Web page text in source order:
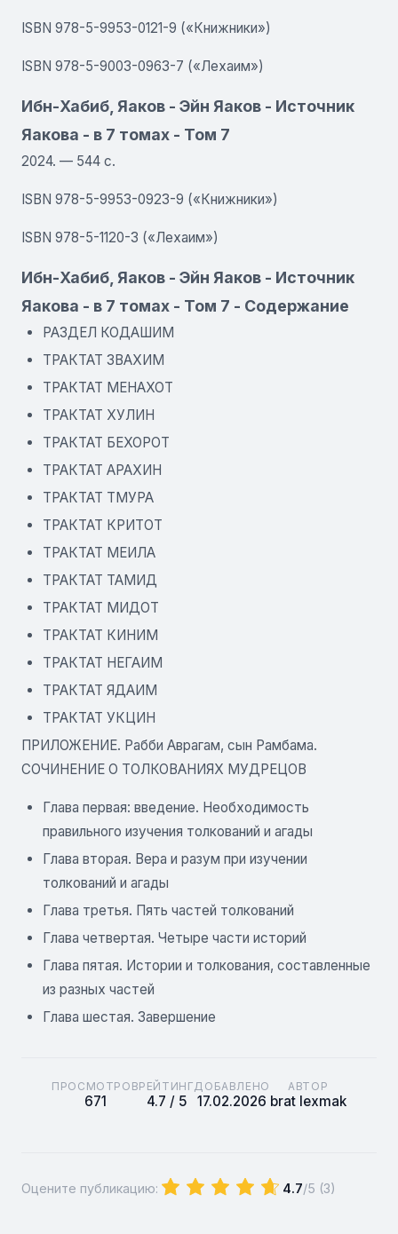
ISBN 978-5-9953-0121-9 («Книжники»)
ISBN 978-5-9003-0963-7 («Лехаим»)
Ибн-Хабиб, Яаков - Эйн Яаков - Источник
Яакова - в 7 томах - Том 7
2024. — 544 с.
ISBN 978-5-9953-0923-9 («Книжники»)
ISBN 978-5-1120-3 («Лехаим»)
Ибн-Хабиб, Яаков - Эйн Яаков - Источник
Яакова - в 7 томах - Том 7 - Содержание
РАЗДЕЛ КОДАШИМ
ТРАКТАТ ЗВАХИМ
ТРАКТАТ МЕНАХОТ
ТРАКТАТ ХУЛИН
ТРАКТАТ БЕХОРОТ
ТРАКТАТ АРАХИН
ТРАКТАТ ТМУРА
ТРАКТАТ КРИТОТ
ТРАКТАТ МЕИЛА
ТРАКТАТ ТАМИД
ТРАКТАТ МИДОТ
ТРАКТАТ КИНИМ
ТРАКТАТ НЕГАИМ
ТРАКТАТ ЯДАИМ
ТРАКТАТ УКЦИН
ПРИЛОЖЕНИЕ. Рабби Аврагам, сын Рамбама.
СОЧИНЕНИЕ О ТОЛКОВАНИЯХ МУДРЕЦОВ
Глава первая: введение. Необходимость
правильного изучения толкований и агады
Глава вторая. Вера и разум при изучении
толкований и агады
Глава третья. Пять частей толкований
Глава четвертая. Четыре части историй
Глава пятая. Истории и толкования, составленные
из разных частей
Глава шестая. Завершение
ПРОСМОТРОВ
671
РЕЙТИНГ
4.7 / 5
ДОБАВЛЕНО
17.02.2026
АВТОР
brat lexmak
Оцените публикацию: 4.7/5 (3)